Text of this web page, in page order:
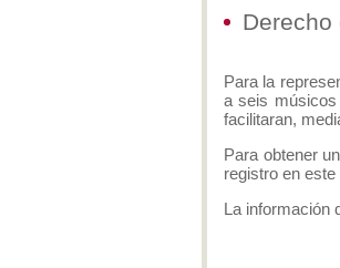
Derecho
Para la
a seis músicos
facilitaran,
Para obtener
registro en
La información